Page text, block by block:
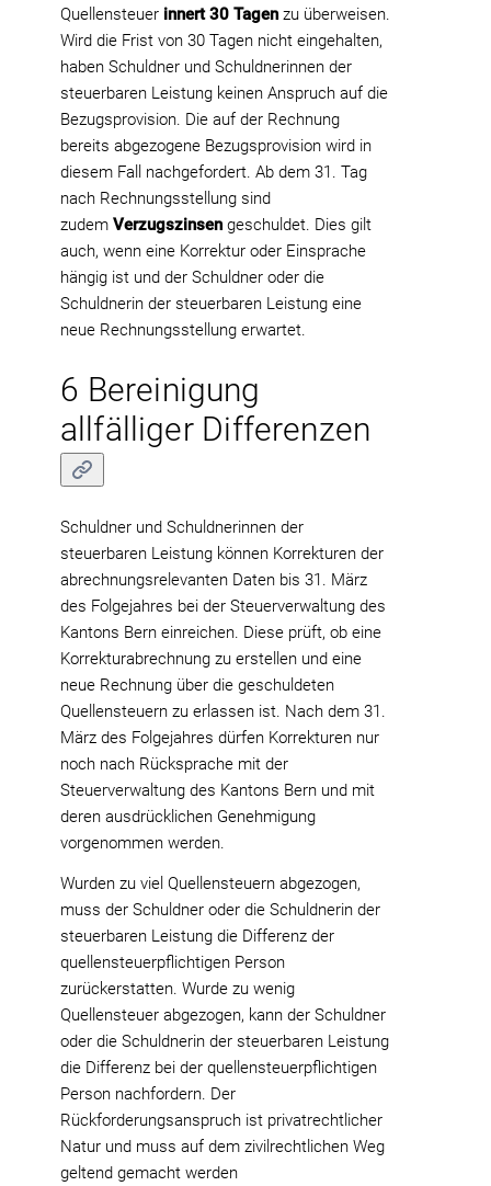
Quellensteuer innert 30 Tagen zu überweisen.
Wird die Frist von 30 Tagen nicht eingehalten,
haben Schuldner und Schuldnerinnen der
steuerbaren Leistung keinen Anspruch auf die
Bezugsprovision. Die auf der Rechnung
bereits abgezogene Bezugsprovision wird in
diesem Fall nachgefordert. Ab dem 31. Tag
nach Rechnungsstellung sind
zudem Verzugszinsen geschuldet. Dies gilt
auch, wenn eine Korrektur oder Einsprache
hängig ist und der Schuldner oder die
Schuldnerin der steuerbaren Leistung eine
neue Rechnungsstellung erwartet.
6 Bereinigung
allfälliger Differenzen
Schuldner und Schuldnerinnen der
steuerbaren Leistung können Korrekturen der
abrechnungsrelevanten Daten bis 31. März
des Folgejahres bei der Steuerverwaltung des
Kantons Bern einreichen. Diese prüft, ob eine
Korrekturabrechnung zu erstellen und eine
neue Rechnung über die geschuldeten
Quellensteuern zu erlassen ist. Nach dem 31.
März des Folgejahres dürfen Korrekturen nur
noch nach Rücksprache mit der
Steuerverwaltung des Kantons Bern und mit
deren ausdrücklichen Genehmigung
vorgenommen werden.
Wurden zu viel Quellensteuern abgezogen,
muss der Schuldner oder die Schuldnerin der
steuerbaren Leistung die Differenz der
quellensteuerpflichtigen Person
zurückerstatten. Wurde zu wenig
Quellensteuer abgezogen, kann der Schuldner
oder die Schuldnerin der steuerbaren Leistung
die Differenz bei der quellensteuerpflichtigen
Person nachfordern. Der
Rückforderungsanspruch ist privatrechtlicher
Natur und muss auf dem zivilrechtlichen Weg
geltend gemacht werden